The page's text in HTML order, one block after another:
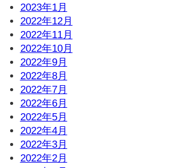
2023年1月
2022年12月
2022年11月
2022年10月
2022年9月
2022年8月
2022年7月
2022年6月
2022年5月
2022年4月
2022年3月
2022年2月